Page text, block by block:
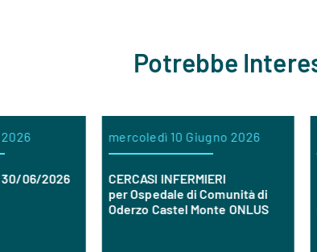
Potrebbe
2026
mercoledì 10 Giugno 2026
CERCASI INFERMIERI
per Ospedale di Comunità di
Oderzo Castel Monte ONLUS